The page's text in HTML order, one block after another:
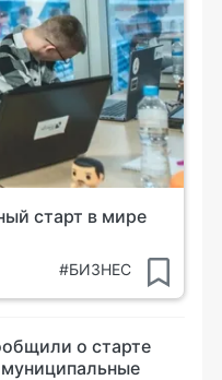
старт в мире
#БИЗНЕС
о старте